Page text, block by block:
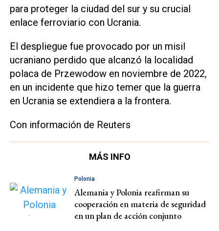
para proteger la ciudad del sur y su crucial
enlace ferroviario con Ucrania.
El despliegue fue provocado por un misil
ucraniano perdido que alcanzó la localidad
polaca de Przewodow en noviembre de 2022,
en un incidente que hizo temer que la guerra
en Ucrania se extendiera a la frontera.
Con información de Reuters
MÁS INFO
Polonia
Alemania y Polonia reafirman su
cooperación en materia de seguridad
en un plan de acción conjunto